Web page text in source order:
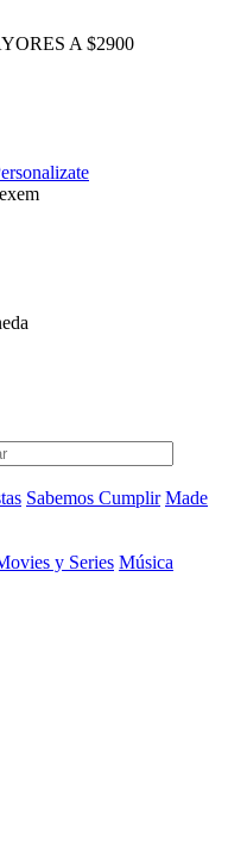
A $2900
Sabemos Cumplir Made
y Series Música